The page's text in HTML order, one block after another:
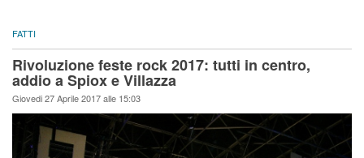
FATTI
Rivoluzione feste rock 2017: tutti in centro,
addio a Spiox e Villazza
Giovedi 27 Aprile 2017 alle 15:03